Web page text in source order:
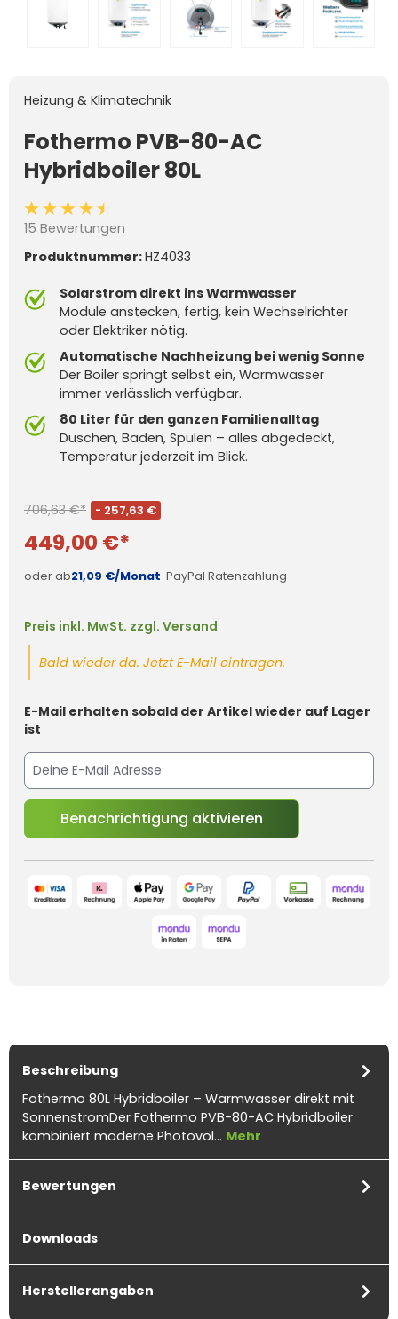
Heizung & Klimatechnik
Fothermo PVB-80-AC
Hybridboiler 80L
Durchschnittliche Bewertung von 4.4 von 5 Sternen
15 Bewertungen
Produktnummer:HZ4033
Solarstrom direkt ins Warmwasser
Module anstecken, fertig, kein Wechselrichter
oder Elektriker nötig.
Automatische Nachheizung bei wenig Sonne
Der Boiler springt selbst ein, Warmwasser
immer verlässlich verfügbar.
80 Liter für den ganzen Familienalltag
Duschen, Baden, Spülen – alles abgedeckt,
Temperatur jederzeit im Blick.
706,63 €* - 257,63 €
449,00 €*
oder ab21,09 €/Monat ·PayPal Ratenzahlung
Preis inkl. MwSt. zzgl. Versand
Bald wieder da. Jetzt E-Mail eintragen.
E-Mail erhalten sobald der Artikel wieder auf Lager
ist
Benachrichtigung aktivieren
Beschreibung
Fothermo 80L Hybridboiler – Warmwasser direkt mit
SonnenstromDer Fothermo PVB-80-AC Hybridboiler
kombiniert moderne Photovol… Mehr
Bewertungen
Downloads
Herstellerangaben